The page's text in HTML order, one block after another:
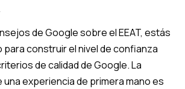
de Google sobre el EEAT, estás
para construir el nivel de confianza
de calidad de Google. La
experiencia de primera mano es